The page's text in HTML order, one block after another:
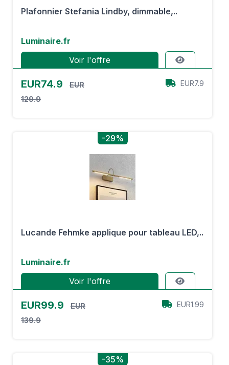
Plafonnier Stefania Lindby, dimmable,..
Luminaire.fr
Voir l'offre
EUR74.9
EUR
129.9
EUR7.9
-29%
Lucande Fehmke applique pour tableau LED,..
Luminaire.fr
Voir l'offre
EUR99.9
EUR
139.9
EUR1.99
-35%